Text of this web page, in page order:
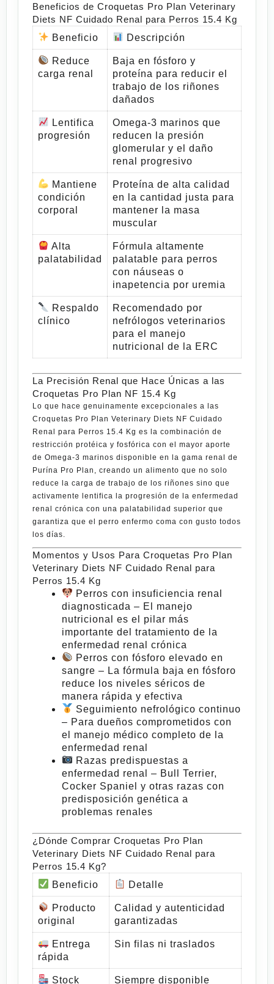
Beneficios de Croquetas Pro Plan Veterinary
Diets NF Cuidado Renal para Perros 15.4 Kg
Beneficio
Descripción
Reduce
carga renal
Baja en fósforo y
proteína para reducir el
trabajo de los riñones
dañados
Lentifica
progresión
Omega-3 marinos que
reducen la presión
glomerular y el daño
renal progresivo
Mantiene
condición
corporal
Proteína de alta calidad
en la cantidad justa para
mantener la masa
muscular
Alta
palatabilidad
Fórmula altamente
palatable para perros
con náuseas o
inapetencia por uremia
Respaldo
clínico
Recomendado por
nefrólogos veterinarios
para el manejo
nutricional de la ERC
La Precisión Renal que Hace Únicas a las
Croquetas Pro Plan NF 15.4 Kg
Lo que hace genuinamente excepcionales a las
Croquetas Pro Plan Veterinary Diets NF Cuidado
Renal para Perros 15.4 Kg es la combinación de
restricción protéica y fosfórica con el mayor aporte
de Omega-3 marinos disponible en la gama renal de
Purína Pro Plan
, creando un alimento que no solo
reduce la carga de trabajo de los riñones sino que
activamente lentifica la progresión de la enfermedad
renal crónica con una palatabilidad superior que
garantiza que el perro enfermo coma con gusto todos
los días.
Momentos y Usos Para Croquetas Pro Plan
Veterinary Diets NF Cuidado Renal para
Perros 15.4 Kg
Perros con insuficiencia renal
diagnosticada – El manejo
nutricional es el pilar más
importante del tratamiento de la
enfermedad renal crónica
Perros con fósforo elevado en
sangre – La fórmula baja en fósforo
reduce los niveles séricos de
manera rápida y efectiva
Seguimiento nefrológico continuo
– Para dueños comprometidos con
el manejo médico completo de la
enfermedad renal
Razas predispuestas a
enfermedad renal
– Bull Terrier,
Cocker Spaniel y otras razas con
predisposición genética a
problemas renales
¿Dónde Comprar Croquetas Pro Plan
Veterinary Diets NF Cuidado Renal para
Perros 15.4 Kg?
Beneficio
Detalle
Producto
original
Calidad y autenticidad
garantizadas
Entrega
rápida
Sin filas ni traslados
Stock Siempre disponible